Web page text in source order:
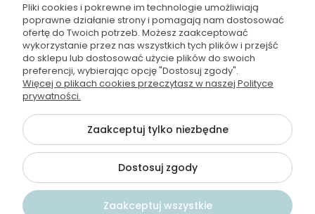
Moje konto
Regulamin i polityka
Płatności i dostawa
©2026 Wszelkie Prawa Zastrzeżone | Wodamoda
Szablon Flex by Ecommercy
Pliki cookies i pokrewne im technologie umożliwiają
poprawne działanie strony i pomagają nam dostosować
ofertę do Twoich potrzeb. Możesz zaakceptować
wykorzystanie przez nas wszystkich tych plików i przejść
do sklepu lub dostosować użycie plików do swoich
preferencji, wybierając opcję "Dostosuj zgody".
Więcej o plikach cookies przeczytasz w naszej Polityce
prywatności.
Zaakceptuj tylko niezbędne
Dostosuj zgody
Zaakceptuj wszystkie